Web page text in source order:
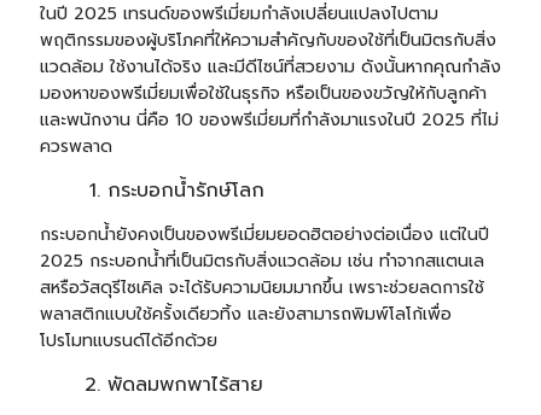
ในปี 2025 เทรนด์ของพรีเมี่ยมกำลังเปลี่ยนแปลงไปตาม
พฤติกรรมของผู้บริโภคที่ให้ความสำคัญกับของใช้ที่เป็นมิตรกับสิ่ง
แวดล้อม ใช้งานได้จริง และมีดีไซน์ที่สวยงาม ดังนั้นหากคุณกำลัง
มองหาของพรีเมี่ยมเพื่อใช้ในธุรกิจ หรือเป็นของขวัญให้กับลูกค้า
และพนักงาน นี่คือ 10 ของพรีเมี่ยมที่กำลังมาแรงในปี 2025 ที่ไม่
ควรพลาด
กระบอกน้ำรักษ์โลก
กระบอกน้ำยังคงเป็นของพรีเมี่ยมยอดฮิตอย่างต่อเนื่อง แต่ในปี
2025 กระบอกน้ำที่เป็นมิตรกับสิ่งแวดล้อม เช่น ทำจากสแตนเล
สหรือวัสดุรีไซเคิล จะได้รับความนิยมมากขึ้น เพราะช่วยลดการใช้
พลาสติกแบบใช้ครั้งเดียวทิ้ง และยังสามารถพิมพ์โลโก้เพื่อ
โปรโมทแบรนด์ได้อีกด้วย
พัดลมพกพาไร้สาย